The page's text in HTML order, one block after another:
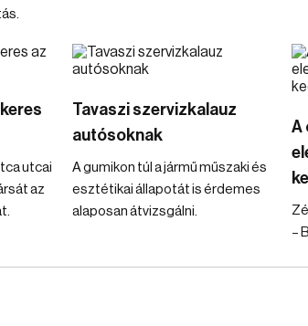
utcai
az
Tavaszi szervizkalauz
autósoknak
A gumikon túl a jármű műszaki és
esztétikai állapotát is érdemes
alaposan átvizsgálni.
A
–